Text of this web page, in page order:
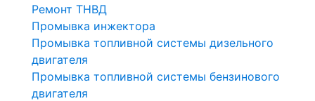
Ремонт ТНВД
Промывка инжектора
Промывка топливной системы дизельного
двигателя
Промывка топливной системы бензинового
двигателя